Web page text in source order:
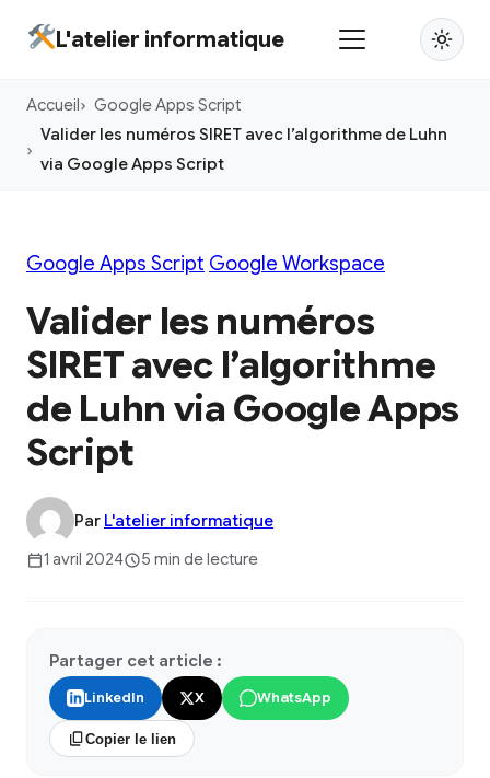
principal
L'atelier informatique
Accueil
Google Apps Script
Valider les numéros SIRET avec l’algorithme de Luhn
via Google Apps Script
Google Apps Script Google Workspace
Valider les numéros
SIRET avec l’algorithme
de Luhn via Google Apps
Script
Par L'atelier informatique
1 avril 2024
5 min de lecture
Partager cet article :
LinkedIn X WhatsApp
Copier le lien